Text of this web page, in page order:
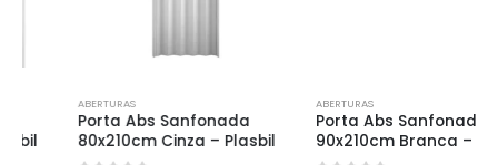
ABERTURAS
Porta Abs Sanfonada
80x210cm Cinza – Plasbil
ABERTURAS
Porta Abs Sanfonada
90x210cm Branca – Plasbil